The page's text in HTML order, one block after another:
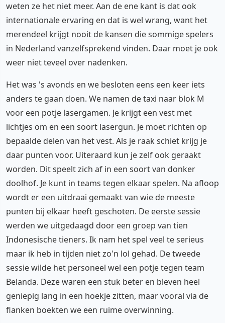
weten ze het niet meer. Aan de ene kant is dat ook
internationale ervaring en dat is wel wrang, want het
merendeel krijgt nooit de kansen die sommige spelers
in Nederland vanzelfsprekend vinden. Daar moet je ook
weer niet teveel over nadenken.
Het was 's avonds en we besloten eens een keer iets
anders te gaan doen. We namen de taxi naar blok M
voor een potje lasergamen. Je krijgt een vest met
lichtjes om en een soort lasergun. Je moet richten op
bepaalde delen van het vest. Als je raak schiet krijg je
daar punten voor. Uiteraard kun je zelf ook geraakt
worden. Dit speelt zich af in een soort van donker
doolhof. Je kunt in teams tegen elkaar spelen. Na afloop
wordt er een uitdraai gemaakt van wie de meeste
punten bij elkaar heeft geschoten. De eerste sessie
werden we uitgedaagd door een groep van tien
Indonesische tieners. Ik nam het spel veel te serieus
maar ik heb in tijden niet zo'n lol gehad. De tweede
sessie wilde het personeel wel een potje tegen team
Belanda. Deze waren een stuk beter en bleven heel
geniepig lang in een hoekje zitten, maar vooral via de
flanken boekten we een ruime overwinning.